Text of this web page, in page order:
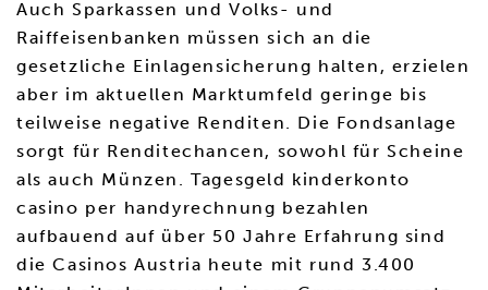
Auch Sparkassen und Volks- und
Raiffeisenbanken müssen sich an die
gesetzliche Einlagensicherung halten, erzielen
aber im aktuellen Marktumfeld geringe bis
teilweise negative Renditen. Die Fondsanlage
sorgt für Renditechancen, sowohl für Scheine
als auch Münzen. Tagesgeld kinderkonto
casino per handyrechnung bezahlen
aufbauend auf über 50 Jahre Erfahrung sind
die Casinos Austria heute mit rund 3.400